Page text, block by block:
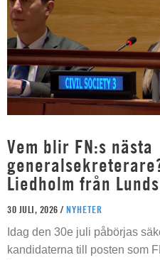
Vem blir FN:s nästa
Liedholm från
30 JULI, 2026 / NYHETER
Idag den 30e juli påbörjas
kandidaterna till posten som